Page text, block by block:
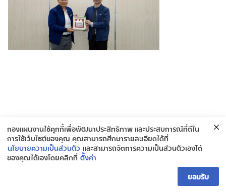
กองแผนงานใช้คุกกี้เพื่อพัฒนาประสิทธิภาพ และประสบการณ์ที่ดีใน
การใช้เว็บไซต์ของคุณ คุณสามารถศึกษารายละเอียดได้ที่
นโยบายความเป็นส่วนตัว และสามารถจัดการความเป็นส่วนตัวเองได้
ของคุณได้เองโดยคลิกที่ ตั้งค่า
ยอมรับ
Open